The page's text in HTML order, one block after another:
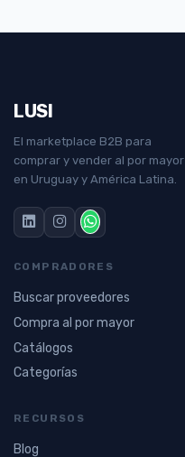
LUSI
El marketplace B2B para
comprar y vender al por mayor
en Uruguay y América Latina.
COMPRADORES
Buscar proveedores
Compra al por mayor
Catálogos
Categorías
RECURSOS
Blog